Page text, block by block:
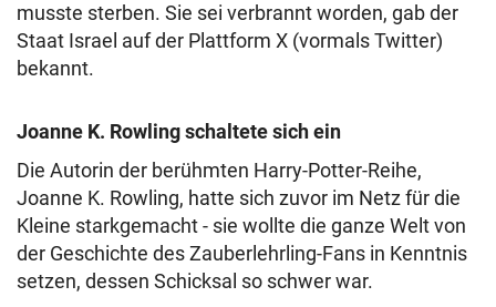
musste sterben. Sie sei verbrannt worden, gab der
Staat Israel auf der Plattform X (vormals Twitter)
bekannt.
Joanne K. Rowling schaltete sich ein
Die Autorin der berühmten Harry-Potter-Reihe,
Joanne K. Rowling, hatte sich zuvor im Netz für die
Kleine starkgemacht - sie wollte die ganze Welt von
der Geschichte des Zauberlehrling-Fans in Kenntnis
setzen, dessen Schicksal so schwer war.